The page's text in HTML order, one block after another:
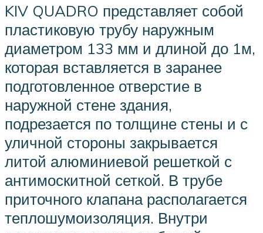
KIV QUADRO представляет собой
пластиковую трубу наружным
диаметром 133 мм и длиной до 1м,
которая вставляется в заранее
подготовленное отверстие в
наружной стене здания,
подрезается по толщине стены и с
уличной стороны закрывается
литой алюминиевой решеткой с
антимоскитной сеткой. В трубе
приточного клапана располагается
теплошумоизоляция. Внутри